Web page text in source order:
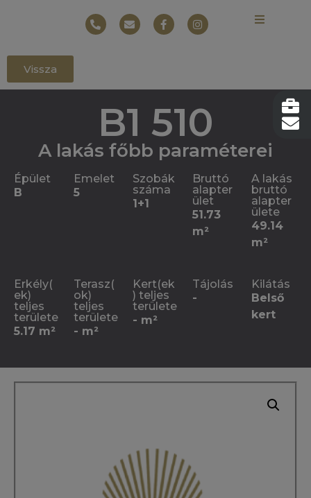
Vissza
B1 510
A lakás főbb paraméterei
Épület
B
Emelet
5
Szobák
száma
1+1
Bruttó
alapter
ület
51.73
m²
A lakás
bruttó
alapter
ülete
49.14
m²
Erkély(
ek)
teljes
területe
5.17 m²
Terasz(
ok)
teljes
területe
- m²
Kert(ek
) teljes
területe
- m²
Tájolás
-
Kilátás
Belső
kert